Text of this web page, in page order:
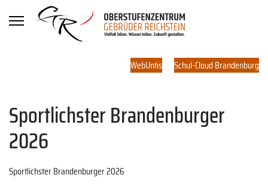
WebUntis Schul-Cloud Brandenburg
Sportlichster Brandenburger
2026
Sportlichster Brandenburger 2026